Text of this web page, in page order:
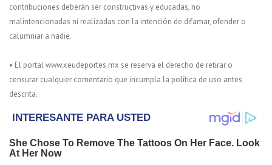
contribuciones deberán ser constructivas y educadas, no
malintencionadas ni realizadas con la intención de difamar, ofender o
calumniar a nadie.
• El portal www.xeudeportes.mx se reserva el derecho de retirar o
censurar cualquier comentario que incumpla la política de uso antes
descrita.